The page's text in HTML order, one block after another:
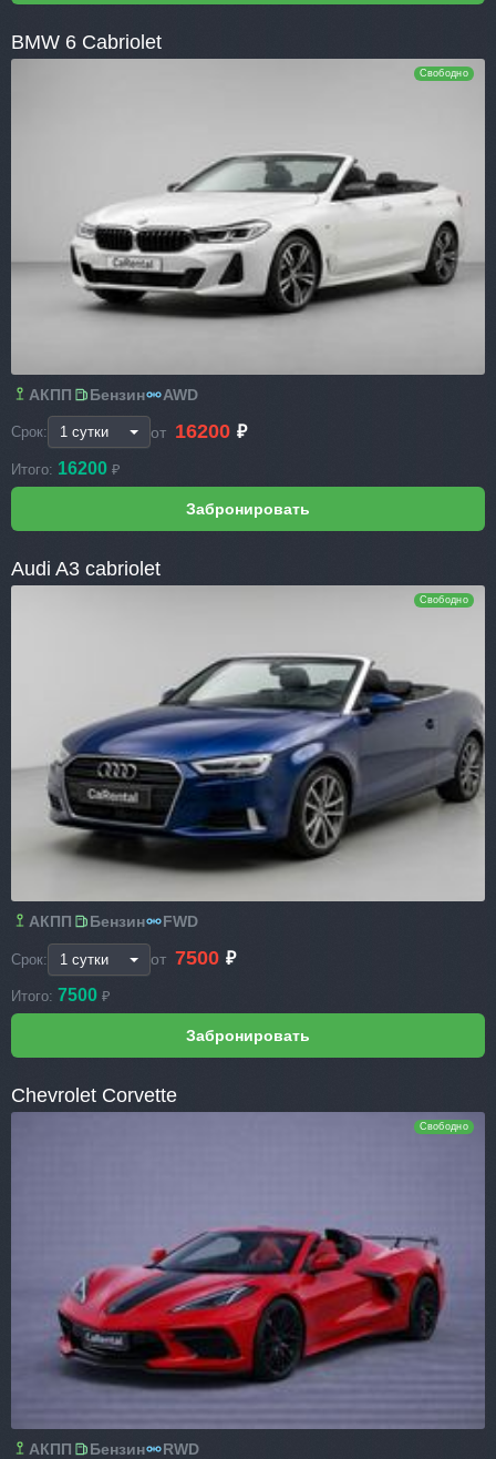
BMW 6 Cabriolet
Свободно
АКПП Бензин AWD
Срок: от 16200 ₽
Итого: 16200 ₽
Audi A3 cabriolet
Свободно
АКПП Бензин FWD
Срок: от 7500 ₽
Итого: 7500 ₽
Chevrolet Corvette
Свободно
АКПП Бензин RWD